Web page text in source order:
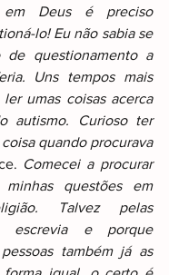
em Deus é preciso
lo! Eu não sabia se
questionamento a
Uns tempos mais
umas coisas acerca
autismo. Curioso ter
quando procurava
Comecei a procurar
questões em
Talvez pelas
escrevia e porque
também já as